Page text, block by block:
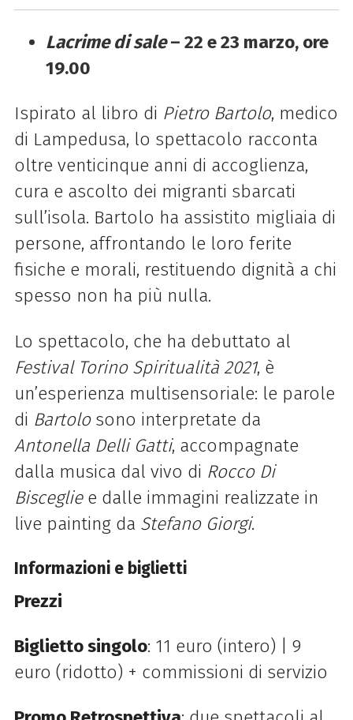
Lacrime di sale– 22 e 23 marzo, ore
19.00
Ispirato al libro di Pietro Bartolo, medico
di Lampedusa, lo spettacolo racconta
oltre venticinque anni di accoglienza,
cura e ascolto dei migranti sbarcati
sull’isola. Bartolo ha assistito migliaia di
persone, affrontando le loro ferite
fisiche e morali, restituendo dignità a chi
spesso non ha più nulla.
Lo spettacolo, che ha debuttato al
Festival Torino Spiritualità 2021, è
un’esperienza multisensoriale: le parole
di Bartolosono interpretate da
Antonella Delli Gatti, accompagnate
dalla musica dal vivo di Rocco Di
Biscegliee dalle immagini realizzate in
live painting da Stefano Giorgi.
Informazioni e biglietti
Prezzi
Biglietto singolo: 11 euro (intero) | 9
euro (ridotto) + commissioni di servizio